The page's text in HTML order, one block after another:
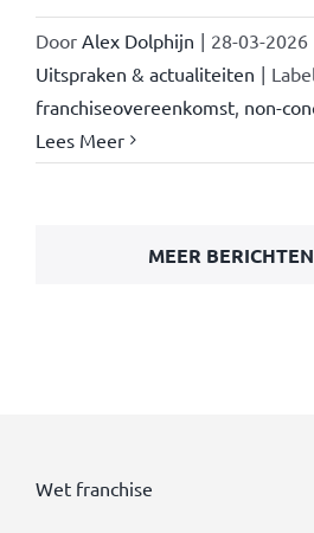
Door Alex Dolphijn | 28-03-2026
Uitspraken & actualiteiten |
franchiseovereenkomst, non-
Lees Meer
MEER
Wet franchise